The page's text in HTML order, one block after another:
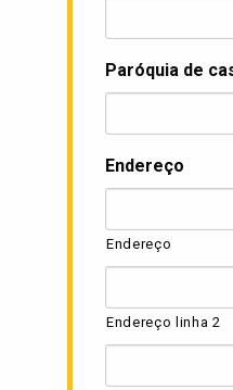
Paróquia de
Endereço
Endereço
Endereço linha 2